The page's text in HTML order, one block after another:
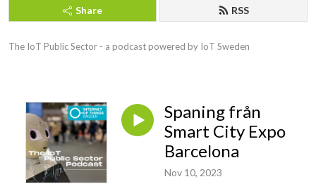
Share RSS
The IoT Public Sector - a podcast powered by IoT Sweden
Spaning från
Smart City Expo
Barcelona
Nov 10, 2023